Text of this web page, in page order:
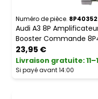
Numéro de pièce.
Audi A3 8P
Booster Commande
23,95 €
Livraison gratuite:
Si payé avant 14:00